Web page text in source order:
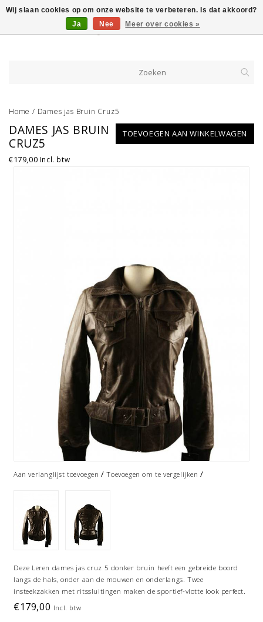
Home / Dames jas Bruin Cruz5
TOEVOEGEN AAN WINKELWAGEN
DAMES JAS BRUIN
CRUZ5
€179,00 Incl. btw
Aan verlanglijst toevoegen /Toevoegen om te vergelijken /
Deze Leren dames jas cruz 5 donker bruin heeft een gebreide boord
langs de hals, onder aan de mouwen en onderlangs. Twee
insteekzakken met ritssluitingen maken de sportief-vlotte look perfect.
€179,00 Incl. btw
Wij slaan cookies op om onze website te verbeteren. Is dat akkoord?
Ja
Nee Meer over cookies »